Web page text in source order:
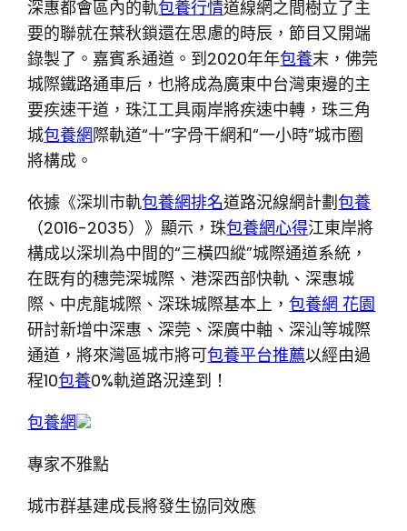
深惠都會區內的軌包養行情道線網之間樹立了主
要的聯就在葉秋鎖還在思慮的時辰，節目又開端
錄製了。嘉賓系通道。到2020年年包養末，佛莞
城際鐵路通車后，也將成為廣東中台灣東邊的主
要疾速干道，珠江工具兩岸將疾速中轉，珠三角
城包養網際軌道“十”字骨干網和“一小時”城市圈
將構成。
依據《深圳市軌包養網排名道路況線網計劃包養
（2016-2035）》顯示，珠包養網心得江東岸將
構成以深圳為中間的“三橫四縱”城際通道系統，
在既有的穗莞深城際、港深西部快軌、深惠城
際、中虎龍城際、深珠城際基本上，包養網 花園
研討新增中深惠、深莞、深廣中軸、深汕等城際
通道，將來灣區城市將可包養平台推薦以經由過
程10包養0%軌道路況達到！
包養網
專家不雅點
城市群基建成長將發生協同效應